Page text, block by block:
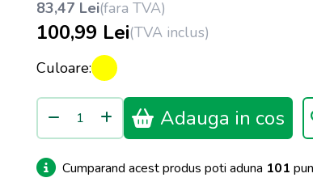
83,47 Lei(fara TVA)
100,99 Lei(TVA inclus)
Culoare:
Adauga in cos
Cumparand acest produs poti aduna 101